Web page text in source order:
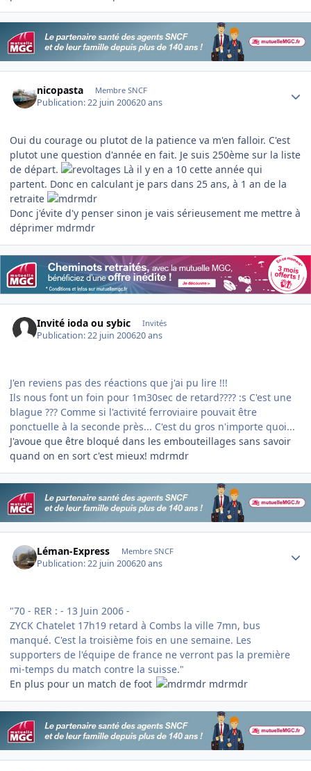
nicopasta Membre SNCF
Publication:22 juin 200620 ans
Oui du courage ou plutot de la patience va m'en falloir. C'est
plutot une question d'année en fait. Je suis 250ème sur la liste
de départ.
Là il y en a 10 cette année qui
partent. Donc en calculant je pars dans 25 ans, à 1 an de la
retraite
Donc j'évite d'y penser sinon je vais sérieusement me mettre à
déprimer mdrmdr
Invité ioda ou sybic Invités
Publication:22 juin 200620 ans
J'en reviens pas des réactions que j'ai pu lire !!!
Ils nous font un foin pour 1m30sec de retard???? :s C'est une
blague ??? Comme si l'activité ferroviaire pouvait être
ponctuelle à la seconde près... C'est du gros n'importe quoi...
J'avoue que être bloqué dans les embouteillages sans savoir
quand on en sort c'est mieux! mdrmdr
Léman-Express Membre SNCF
Publication:22 juin 200620 ans
"70 - RER : - 13 Juin 2006 -
ZYCK Chatelet 17h19 retard à Combs la ville 7mn, bus
manqué. C'est la troisième fois en une semaine. Les
supporters de l'équipe de france ne verront pas la première
mi-temps du match contre la suisse."
En plus pour un match de foot
mdrmdr